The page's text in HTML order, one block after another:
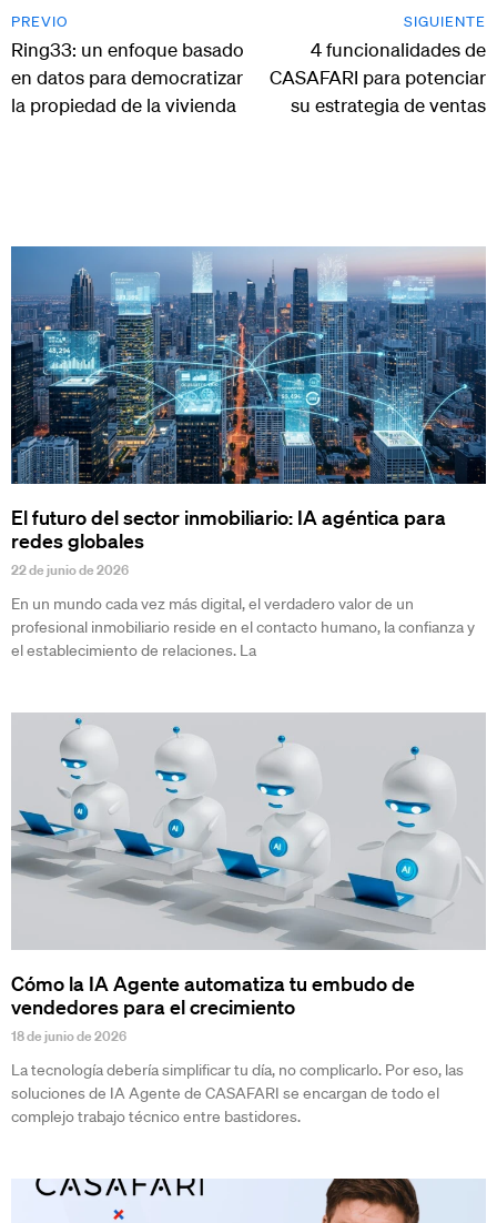
PREVIO
Ring33: un enfoque basado
en datos para democratizar
la propiedad de la vivienda
SIGUIENTE
4 funcionalidades de
CASAFARI para potenciar
su estrategia de ventas
El futuro del sector inmobiliario: IA agéntica para
redes globales
22 de junio de 2026
En un mundo cada vez más digital, el verdadero valor de un
profesional inmobiliario reside en el contacto humano, la confianza y
el establecimiento de relaciones. La
Cómo la IA Agente automatiza tu embudo de
vendedores para el crecimiento
18 de junio de 2026
La tecnología debería simplificar tu día, no complicarlo. Por eso, las
soluciones de IA Agente de CASAFARI se encargan de todo el
complejo trabajo técnico entre bastidores.